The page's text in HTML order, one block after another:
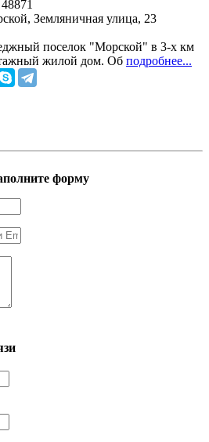
Земляничная улица, 23
поселок "Морской" в 3-х км
жилой дом. Об подробнее...
форму